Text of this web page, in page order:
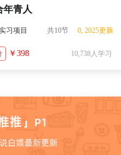
年青人
习项目 共10节 0, 2025更新
￥398 10,738人学习